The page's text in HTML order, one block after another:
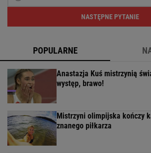
NASTĘPNE PYTANIE
POPULARNE
Anastazja Kuś mistrzynią
występ, brawo!
Mistrzyni olimpijska kończy
znanego piłkarza